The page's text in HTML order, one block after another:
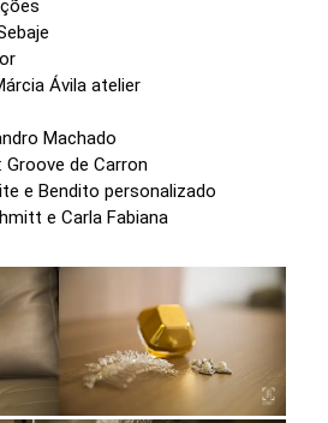
Ávila atelier
Machado
de Carron
e Bendito personalizado
e Carla Fabiana